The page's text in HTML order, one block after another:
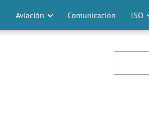
Aviación Comunicación ISO